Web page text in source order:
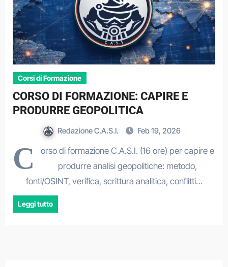
Corsi di Formazione
CORSO DI FORMAZIONE: CAPIRE E
PRODURRE GEOPOLITICA
Redazione C.A.S.I. Feb 19, 2026
C
orso di formazione C.A.S.I. (16 ore) per capire e
produrre analisi geopolitiche: metodo,
fonti/OSINT, verifica, scrittura analitica, conflitti…
Leggi tutto